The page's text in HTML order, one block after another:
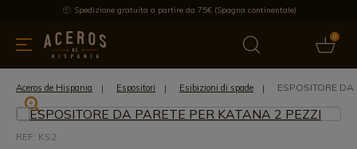
Spedizione gratuita a partire da 75€ (Spagna continentale)
0
cucina Offre Ultime notizie Venduti Marche
Aceros de Hispania Espositori Esibizioni di spade ESPOSITORE
REF: KS2